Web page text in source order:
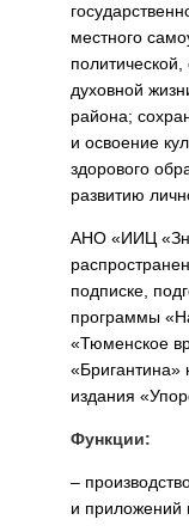
местного
духовной
района;
и освоение
здорового
развитию
АНО «ИИЦ
подписке,
программы
«Тюменское
«Бригантина»
издания
Функции:
–
и приложений